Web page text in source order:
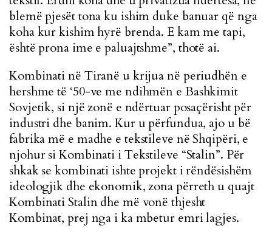
blemë pjesët tona ku ishim duke banuar që nga
koha kur kishim hyrë brenda. E kam me tapi,
është prona ime e paluajtshme”, thotë ai.
Kombinati në Tiranë u krijua në periudhën e
hershme të ‘50-ve me ndihmën e Bashkimit
Sovjetik, si një zonë e ndërtuar posaçërisht për
industri dhe banim. Kur u përfundua, ajo u bë
fabrika më e madhe e tekstileve në Shqipëri, e
njohur si Kombinati i Tekstileve “Stalin”. Për
shkak se kombinati ishte projekt i rëndësishëm
ideologjik dhe ekonomik, zona përreth u quajt
Kombinati Stalin dhe më vonë thjesht
Kombinat, prej nga i ka mbetur emri lagjes.